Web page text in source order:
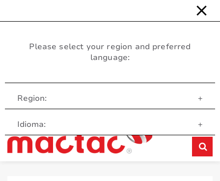
Please select your region and preferred
language:
Region: +
Idioma: +
Servicio al Cliente